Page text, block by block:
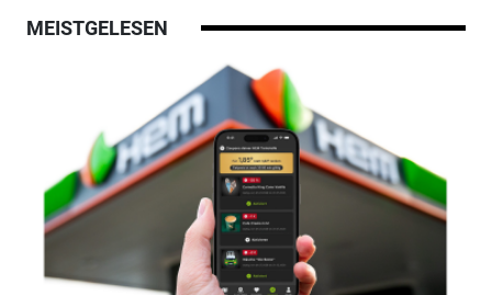
MEISTGELESEN